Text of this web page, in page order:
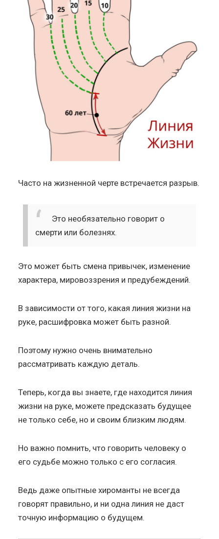
Часто на жизненной черте встречается разрыв.
Это необязательно говорит о
смерти или болезнях.
Это может быть смена привычек, изменение
характера, мировоззрения и предубеждений.
В зависимости от того, какая линия жизни на
руке, расшифровка может быть разной.
Поэтому нужно очень внимательно
рассматривать каждую деталь.
Теперь, когда вы знаете, где находится линия
жизни на руке, можете предсказать будущее
не только себе, но и своим близким людям.
Но важно помнить, что говорить человеку о
его судьбе можно только с его согласия.
Ведь даже опытные хироманты не всегда
говорят правильно, и ни одна линия не даст
точную информацию о будущем.